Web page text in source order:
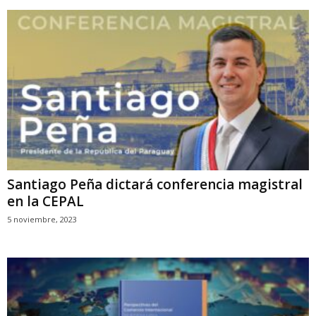
Santiago Peña dictará conferencia magistral
en la CEPAL
5 noviembre, 2023